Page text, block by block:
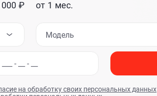
₽ от 1 мес.
Модель
на обработку своих персональных данных